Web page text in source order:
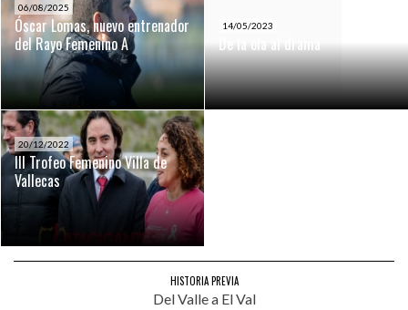
06/08/2025
Óscar Lomas, nuevo entrenador
del Rayo Femenino A
14/05/2023
De la ola al drama
20/12/2022
III Trofeo Femenino Villa de
Vallecas
HISTORIA PREVIA
Del Valle a El Val